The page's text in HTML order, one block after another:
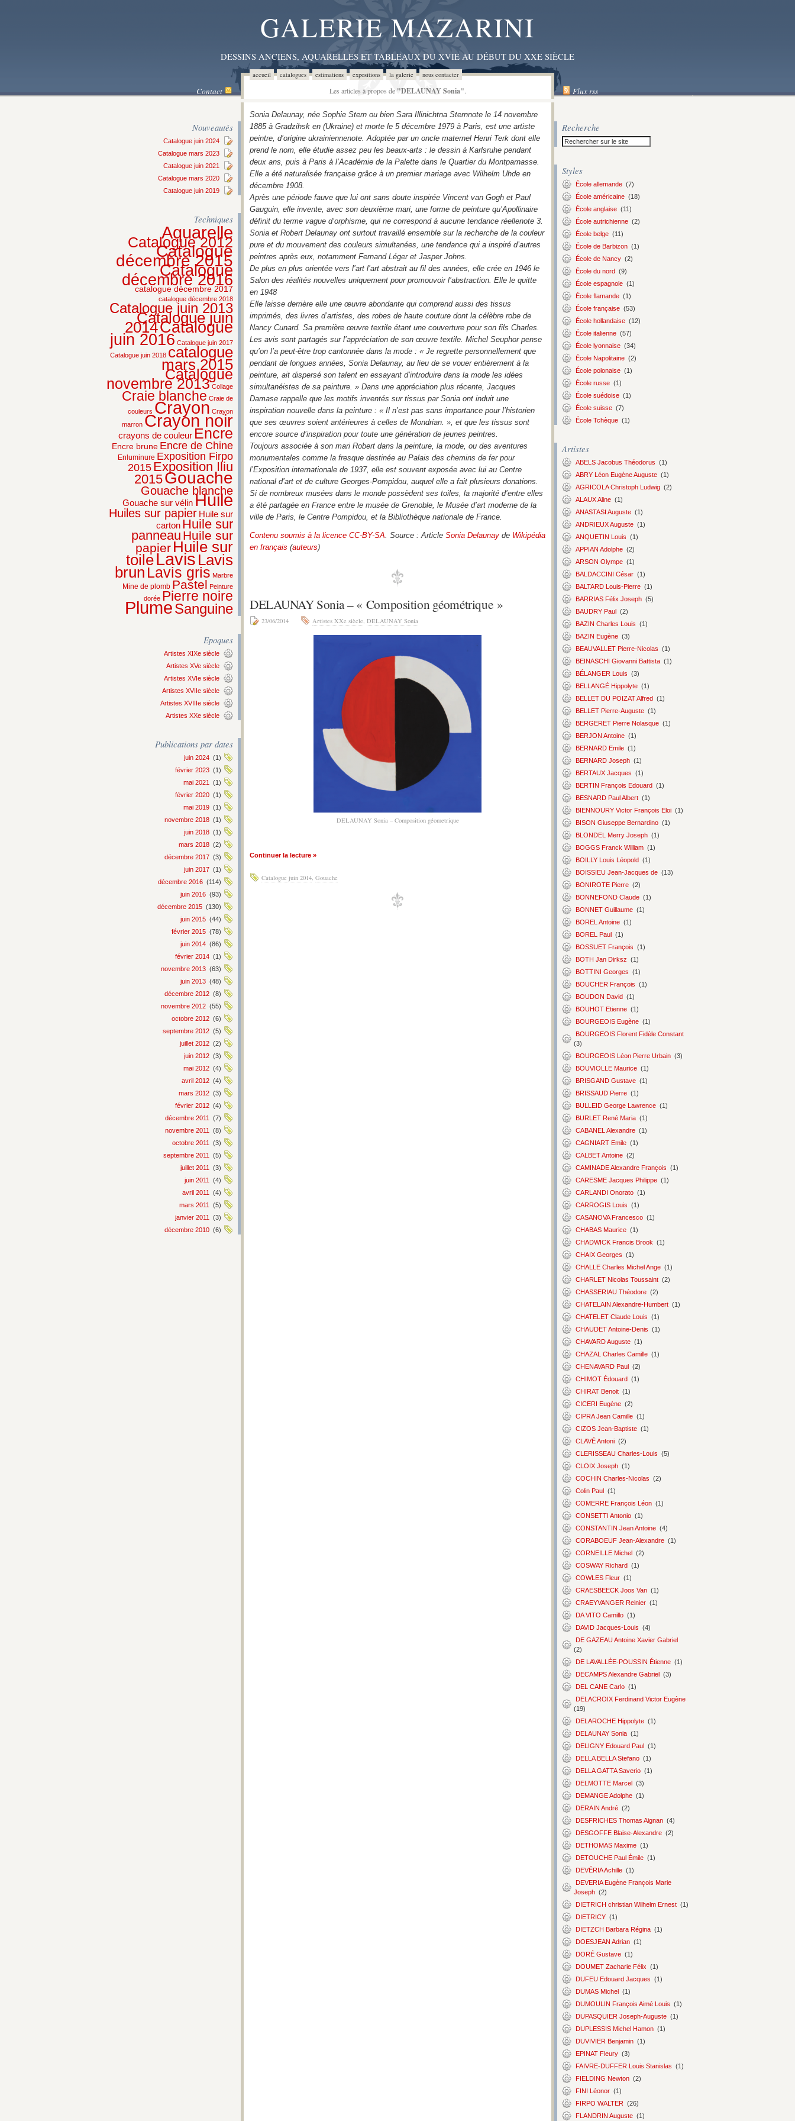
GALERIE MAZARINI
DESSINS ANCIENS, AQUARELLES ET TABLEAUX DU XVIE AU DÉBUT DU XXE SIÈCLE
accueil catalogues estimations expositions la galerie nous contacter
Contact Les articles à propos de "DELAUNAY Sonia". Flux rss
Nouveautés
Catalogue juin 2024
Catalogue mars 2023
Catalogue juin 2021
Catalogue mars 2020
Catalogue juin 2019
Techniques
Aquarelle
Catalogue 2012
Catalogue
décembre 2015
Catalogue
décembre 2016
catalogue décembre 2017
catalogue décembre 2018
Catalogue juin 2013
Catalogue juin
2014Catalogue
juin 2016 Catalogue juin 2017
Catalogue juin 2018 catalogue
mars 2015
Catalogue
novembre 2013 Collage
Craie blanche Craie de
couleurs Crayon Crayon
marron Crayon noir
crayons de couleur Encre
Encre brune Encre de Chine
Enluminure Exposition Firpo
2015 Exposition Iliu
2015Gouache
Gouache blanche
Gouache sur vélinHuile
Huiles sur papier Huile sur
carton Huile sur
panneau Huile sur
papier Huile sur
toileLavis Lavis
brun Lavis gris Marbre
Mine de plomb Pastel Peinture
dorée Pierre noire
PlumeSanguine
Epoques
Artistes XIXe siècle
Artistes XVe siècle
Artistes XVIe siècle
Artistes XVIIe siècle
Artistes XVIIIe siècle
Artistes XXe siècle
Publications par dates
juin 2024 (1)
février 2023 (1)
mai 2021
(1)
février 2020 (1)
mai 2019 (1)
novembre 2018 (1)
juin 2018 (1)
mars 2018 (2)
décembre 2017 (3)
juin 2017 (1)
décembre 2016 (114)
juin 2016 (93)
décembre 2015 (130)
juin 2015 (44)
février 2015 (78)
juin 2014 (86)
février 2014 (1)
novembre 2013 (63)
juin 2013 (48)
décembre 2012 (8)
novembre 2012 (55)
octobre 2012 (6)
septembre 2012 (5)
juillet 2012 (2)
juin 2012 (3)
mai 2012 (4)
avril 2012 (4)
mars 2012 (3)
février 2012 (4)
décembre 2011
(7)
novembre 2011
(8)
octobre 2011
(3)
septembre 2011
(5)
juillet 2011
(3)
juin 2011
(4)
avril 2011
(4)
mars 2011
(5)
janvier 2011
(3)
décembre 2010 (6)
Sonia Delaunay, née Sophie Stern ou bien Sara Illinichtna Sternnote le 14 novembre
1885 à Gradzihsk en (Ukraine) et morte le 5 décembre 1979 à Paris, est une artiste
peintre, d’origine ukrainiennenote. Adoptée par un oncle maternel Henri Terk dont elle
prend le nom, elle étudie assez peu les beaux-arts : le dessin à Karlsruhe pendant
deux ans, puis à Paris à l’Académie de la Palette dans le Quartier du Montparnasse.
Elle a été naturalisée française grâce à un premier mariage avec Wilhelm Uhde en
décembre 1908.
Après une période fauve que lui ont sans doute inspirée Vincent van Gogh et Paul
Gauguin, elle invente, avec son deuxième mari, une forme de peinture qu’Apollinaire
définit du terme vague d’orphisme, qui ne correspond à aucune tendance réellenote 3.
Sonia et Robert Delaunay ont surtout travaillé ensemble sur la recherche de la couleur
pure et du mouvement des couleurs simultanées, une tendance qui a inspiré d’autres
peintres après eux, notamment Fernand Léger et Jasper Johns.
De plus en plus orientée vers l’art l’art abstrait au fil des années, elle crée en 1946 le
Salon des réalités nouvelles uniquement pour promouvoir l’abstraction. Elle le quitte
en 1948
Elle laisse derrière elle une œuvre abondante qui comprend aussi des tissus
imprimés, des livres d’artistes, des robes de haute couture dont la célèbre robe de
Nancy Cunard. Sa première œuvre textile étant une couverture pour son fils Charles.
Les avis sont partagés sur l’appréciation de son œuvre textile. Michel Seuphor pense
qu’on l’a peut-être trop cantonnée dans la mode : « Je regrette personnellement que
pendant de longues années, Sonia Delaunay, au lieu de se vouer entièrement à la
peinture, ait dispersé son talent en essayant d’introduire dans la mode les idées
simultanéistes de sa peinture. » Dans une appréciation plus récente, Jacques
Damase rappelle que les motifs inventés sur tissus par Sonia ont induit une
inspiration nouvelle dans la peinture : « Il n’est pas sans importance pour l’historien
que ses œuvres soient antérieures à celles de Mondrian. », et que les tissus sont
encore source d’inspiration pour toute une génération de jeunes peintres.
Toujours associée à son mari Robert dans la peinture, la mode, ou des aventures
monumentales comme la fresque destinée au Palais des chemins de fer pour
l’Exposition internationale de 1937, elle est souvent exposée avec lui au Centre
national d’art et de culture Georges-Pompidou, auquel elle a fait plusieurs donations.
Si de nombreux musées dans le monde possèdent ses toiles, la majorité d’entre elles
a été partagée en France entre le musée de Grenoble, le Musée d’art moderne de la
ville de Paris, le Centre Pompidou, et la Bibliothèque nationale de France.
Contenu soumis à la licence CC-BY-SA. Source : Article Sonia Delaunay de Wikipédia
en français (auteurs)
DELAUNAY Sonia – « Composition géométrique »
23/06/2014 Artistes XXe siècle, DELAUNAY Sonia
DELAUNAY Sonia – Composition géometrique
Continuer la lecture »
Catalogue juin 2014, Gouache
Recherche
Styles
École allemande (7)
École américaine (18)
École anglaise (11)
École autrichienne (2)
École belge (11)
École de Barbizon (1)
École de Nancy (2)
École du nord (9)
École espagnole (1)
École flamande (1)
École française (53)
École hollandaise (12)
École italienne (57)
École lyonnaise (34)
École Napolitaine (2)
École polonaise (1)
École russe (1)
École suédoise (1)
École suisse (7)
École Tchèque (1)
Artistes
ABELS Jacobus Théodorus (1)
ABRY Léon Eugène Auguste (1)
AGRICOLA Christoph Ludwig (2)
ALAUX Aline (1)
ANASTASI Auguste (1)
ANDRIEUX Auguste (1)
ANQUETIN Louis (1)
APPIAN Adolphe (2)
ARSON Olympe (1)
BALDACCINI César (1)
BALTARD Louis-Pierre (1)
BARRIAS Félix Joseph (5)
BAUDRY Paul (2)
BAZIN Charles Louis (1)
BAZIN Eugène (3)
BEAUVALLET Pierre-Nicolas (1)
BEINASCHI Giovanni Battista (1)
BÉLANGER Louis (3)
BELLANGÉ Hippolyte (1)
BELLET DU POIZAT Alfred (1)
BELLET Pierre-Auguste (1)
BERGERET Pierre Nolasque (1)
BERJON Antoine (1)
BERNARD Emile (1)
BERNARD Joseph (1)
BERTAUX Jacques (1)
BERTIN François Edouard (1)
BESNARD Paul Albert (1)
BIENNOURY Victor François Eloi (1)
BISON Giuseppe Bernardino (1)
BLONDEL Merry Joseph (1)
BOGGS Franck William (1)
BOILLY Louis Léopold (1)
BOISSIEU Jean-Jacques de (13)
BONIROTE Pierre (2)
BONNEFOND Claude (1)
BONNET Guillaume (1)
BOREL Antoine (1)
BOREL Paul (1)
BOSSUET François (1)
BOTH Jan Dirksz (1)
BOTTINI Georges (1)
BOUCHER François (1)
BOUDON David (1)
BOUHOT Etienne (1)
BOURGEOIS Eugène (1)
BOURGEOIS Florent Fidèle Constant
(3)
BOURGEOIS Léon Pierre Urbain (3)
BOUVIOLLE Maurice (1)
BRISGAND Gustave (1)
BRISSAUD Pierre (1)
BULLEID George Lawrence (1)
BURLET René Maria (1)
CABANEL Alexandre (1)
CAGNIART Emile (1)
CALBET Antoine (2)
CAMINADE Alexandre François (1)
CARESME Jacques Philippe (1)
CARLANDI Onorato (1)
CARROGIS Louis (1)
CASANOVA Francesco (1)
CHABAS Maurice (1)
CHADWICK Francis Brook (1)
CHAIX Georges (1)
CHALLE Charles Michel Ange (1)
CHARLET Nicolas Toussaint (2)
CHASSERIAU Théodore (2)
CHATELAIN Alexandre-Humbert (1)
CHATELET Claude Louis (1)
CHAUDET Antoine-Denis (1)
CHAVARD Auguste (1)
CHAZAL Charles Camille (1)
CHENAVARD Paul (2)
CHIMOT Édouard (1)
CHIRAT Benoit (1)
CICERI Eugène (2)
CIPRA Jean Camille (1)
CIZOS Jean-Baptiste (1)
CLAVÉ Antoni (2)
CLERISSEAU Charles-Louis (5)
CLOIX Joseph (1)
COCHIN Charles-Nicolas (2)
Colin Paul (1)
COMERRE François Léon (1)
CONSETTI Antonio (1)
CONSTANTIN Jean Antoine (4)
CORABOEUF Jean-Alexandre (1)
CORNEILLE Michel (2)
COSWAY Richard (1)
COWLES Fleur (1)
CRAESBEECK Joos Van (1)
CRAEYVANGER Reinier (1)
DA VITO Camillo (1)
DAVID Jacques-Louis (4)
DE GAZEAU Antoine Xavier Gabriel
(2)
DE LAVALLÉE-POUSSIN Étienne (1)
DECAMPS Alexandre Gabriel (3)
DEL CANE Carlo (1)
DELACROIX Ferdinand Victor Eugène
(19)
DELAROCHE Hippolyte (1)
DELAUNAY Sonia (1)
DELIGNY Edouard Paul (1)
DELLA BELLA Stefano (1)
DELLA GATTA Saverio (1)
DELMOTTE Marcel (3)
DEMANGE Adolphe (1)
DERAIN André (2)
DESFRICHES Thomas Aignan (4)
DESGOFFE Blaise-Alexandre (2)
DETHOMAS Maxime (1)
DETOUCHE Paul Émile (1)
DEVÉRIA Achille (1)
DEVERIA Eugène François Marie
Joseph (2)
DIETRICH christian Wilhelm Ernest (1)
DIETRICY (1)
DIETZCH Barbara Régina (1)
DOESJEAN Adrian (1)
DORÉ Gustave (1)
DOUMET Zacharie Félix (1)
DUFEU Edouard Jacques (1)
DUMAS Michel (1)
DUMOULIN François Aimé Louis (1)
DUPASQUIER Joseph-Auguste (1)
DUPLESSIS Michel Hamon (1)
DUVIVIER Benjamin (1)
EPINAT Fleury (3)
FAIVRE-DUFFER Louis Stanislas (1)
FIELDING Newton (2)
FINI Léonor (1)
FIRPO WALTER (26)
FLANDRIN Auguste (1)